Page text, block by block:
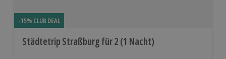
-15% CLUB DEAL
Städtetrip Straßburg für 2 (1 Nacht)